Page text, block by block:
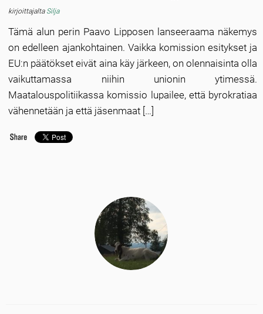
kirjoittajalta Silja
Tämä alun perin Paavo Lipposen lanseeraama näkemys
on edelleen ajankohtainen. Vaikka komission esitykset ja
EU:n päätökset eivät aina käy järkeen, on olennaisinta olla
vaikuttamassa niihin unionin ytimessä.
Maatalouspolitiikassa komissio lupailee, että byrokratiaa
vähennetään ja että jäsenmaat […]